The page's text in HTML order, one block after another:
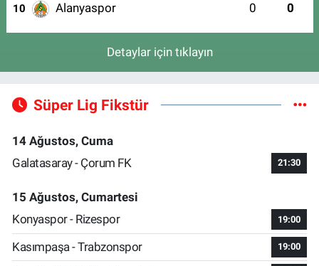
10 Alanyaspor 0 0
Detaylar için tıklayın
Süper Lig Fikstür
14 Ağustos, Cuma
Galatasaray - Çorum FK
21:30
15 Ağustos, Cumartesi
Konyaspor - Rizespor
19:00
Kasımpaşa - Trabzonspor 19:00